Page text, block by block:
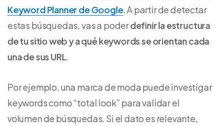
Keyword Planner de Google. A partir de detectar
estas búsquedas, vas a poderdefinir la estructura
de tu sitio web y a qué keywords se orientan cada
una de sus URL.
Por ejemplo, una marca de moda puede investigar
keywords como “total look” para validar el
volumen de búsquedas. Si el dato es relevante,